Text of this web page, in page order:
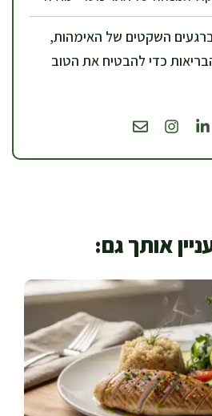
השקטים של האימהות,
כדי להבטיח את הטוב
אותך גם: